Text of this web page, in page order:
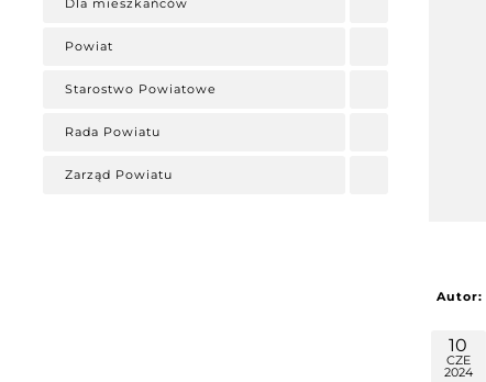
Dla mieszkańców
Powiat
Starostwo Powiatowe
Rada Powiatu
Zarząd Powiatu
Autor:
10
CZE
2024